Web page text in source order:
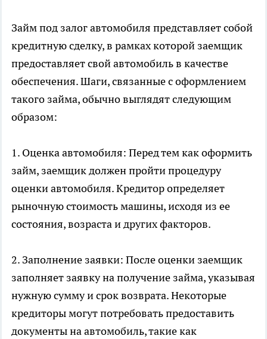
Займ под залог автомобиля представляет собой
кредитную сделку, в рамках которой заемщик
предоставляет свой автомобиль в качестве
обеспечения. Шаги, связанные с оформлением
такого займа, обычно выглядят следующим
образом:
1. Оценка автомобиля: Перед тем как оформить
займ, заемщик должен пройти процедуру
оценки автомобиля. Кредитор определяет
рыночную стоимость машины, исходя из ее
состояния, возраста и других факторов.
2. Заполнение заявки: После оценки заемщик
заполняет заявку на получение займа, указывая
нужную сумму и срок возврата. Некоторые
кредиторы могут потребовать предоставить
документы на автомобиль, такие как